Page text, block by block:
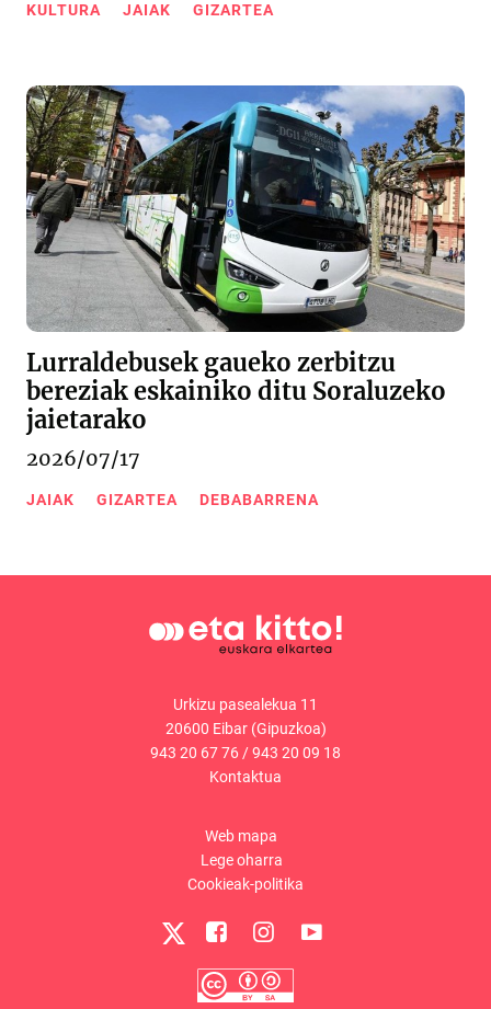
KULTURA JAIAK GIZARTEA
Lurraldebusek gaueko zerbitzu
bereziak eskainiko ditu Soraluzeko
jaietarako
2026/07/17
JAIAK GIZARTEA DEBABARRENA
Urkizu pasealekua 11
20600 Eibar (Gipuzkoa)
943 20 67 76 /943 20 09 18
Kontaktua
Web mapa
Lege oharra
Cookieak-politika